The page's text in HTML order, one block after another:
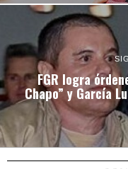
FGR logra
Chapo” y García